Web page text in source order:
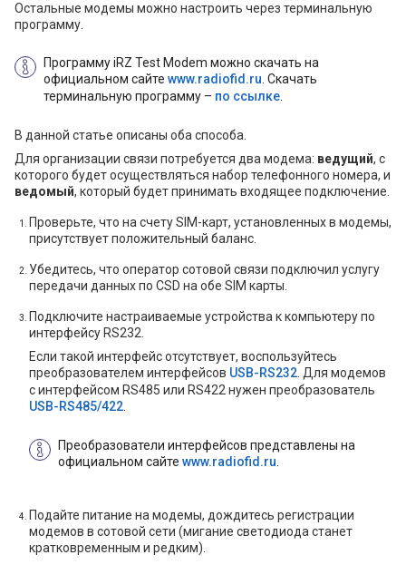
Остальные модемы можно настроить через терминальную
программу.
Программу iRZ Test Modem можно скачать на
официальном сайте www.radiofid.ru . Скачать
терминальную программу – по ссылке
В данной статье описаны оба способа.
Для организации связи потребуется два модема: ведущий, с
которого будет осуществляться набор телефонного номера, и
ведомый, который будет принимать входящее подключение.
Проверьте, что на счету SIM-карт, установленных в модемы,
присутствует положительный баланс.
Убедитесь, что оператор сотовой связи подключил услугу
передачи данных по CSD на обе SIM карты.
Подключите настраиваемые устройства к компьютеру по
интерфейсу RS232.
Если такой интерфейс отсутствует, воспользуйтесь
преобразователем интерфейсов USB-RS232 . Для модемов
с интерфейсом RS485 или RS422 нужен преобразователь
USB-RS485/422
Преобразователи интерфейсов представлены на
официальном сайте www.radiofid.ru
Подайте питание на модемы, дождитесь регистрации
модемов в сотовой сети (мигание светодиода станет
кратковременным и редким).